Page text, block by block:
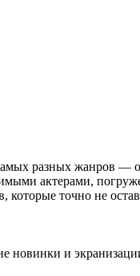
разных жанров
актерами,
точно не
и